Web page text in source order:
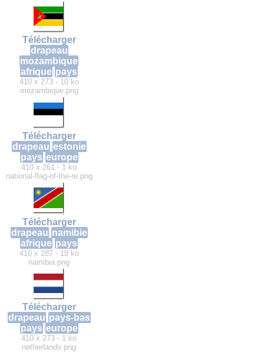
Télécharger
drapeau
mozambique
afrique pays
410 x 273 - 10 ko
mozambique.png
Télécharger
drapeau estonie
pays europe
410 x 261 - 1 ko
national-flag-of-the-re.png
Télécharger
drapeau namibie
afrique pays
410 x 287 - 18 ko
namibia.png
Télécharger
drapeau pays-bas
pays europe
410 x 273 - 1 ko
netherlands.png